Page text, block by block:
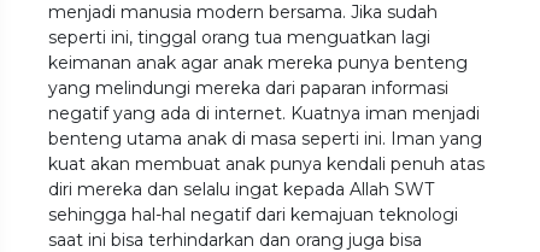
menjadi manusia modern bersama. Jika sudah
seperti ini, tinggal orang tua menguatkan lagi
keimanan anak agar anak mereka punya benteng
yang melindungi mereka dari paparan informasi
negatif yang ada di internet. Kuatnya iman menjadi
benteng utama anak di masa seperti ini. Iman yang
kuat akan membuat anak punya kendali penuh atas
diri mereka dan selalu ingat kepada Allah SWT
sehingga hal-hal negatif dari kemajuan teknologi
saat ini bisa terhindarkan dan orang juga bisa